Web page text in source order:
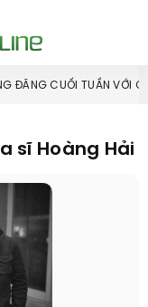
ĐÃNG CUỐI TUẦN VỚI
sĩ Hoàng Hải